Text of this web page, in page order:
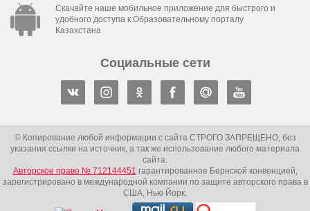
Скачайте наше мобильное приложение для быстрого и
удобного доступа к Образовательному порталу
Казахстана
Социальные сети
© Копирование любой информации с сайта СТРОГО ЗАПРЕЩЕНО, без
указания ссылки на источник, а так же использование любого материала
сайта.
Авторское право № 712144451 гарантированное Бернской конвенцией,
зарегистрировано в международной компании по защите авторского права в
США, Нью Йорк.